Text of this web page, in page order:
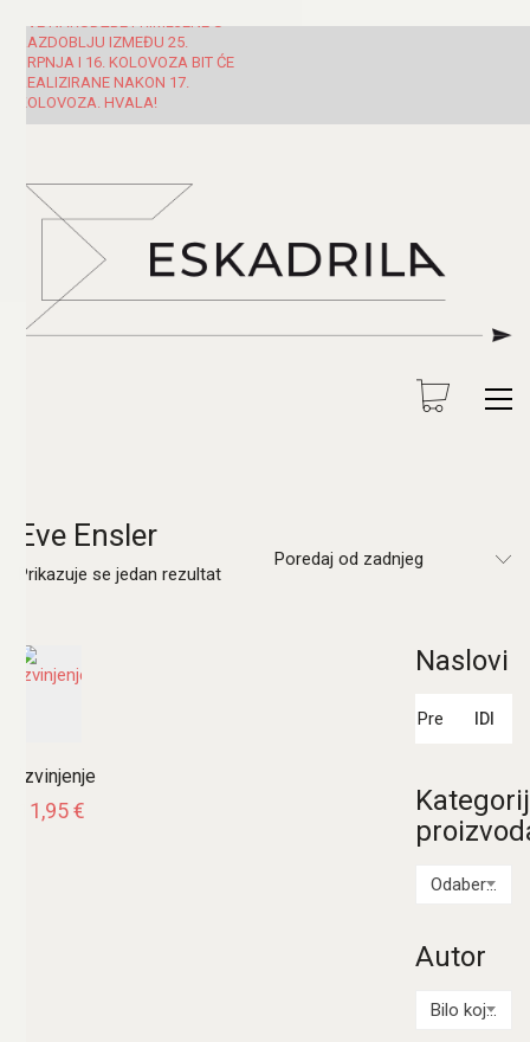
SVE NARUDŽBE PRIMLJENE U
RAZDOBLJU IZMEĐU 25.
SRPNJA I 16. KOLOVOZA BIT ĆE
REALIZIRANE NAKON 17.
KOLOVOZA. HVALA!
Eve Ensler
Prikazuje se jedan rezultat
Poredaj od zadnjeg
Izvinjenje
11,95€
Naslovi
IDI
Odaberi kategoriju
Autor
Bilo koji Autor